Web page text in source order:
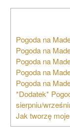
Pogoda na
Pogoda na
Pogoda na
Pogoda na
Pogoda na
*Dodatek*
sierpniu/
Jak tworzę